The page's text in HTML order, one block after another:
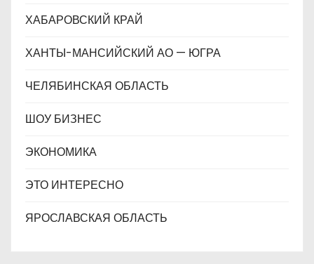
ХАБАРОВСКИЙ КРАЙ
ХАНТЫ-МАНСИЙСКИЙ АО — ЮГРА
ЧЕЛЯБИНСКАЯ ОБЛАСТЬ
ШОУ БИЗНЕС
ЭКОНОМИКА
ЭТО ИНТЕРЕСНО
ЯРОСЛАВСКАЯ ОБЛАСТЬ